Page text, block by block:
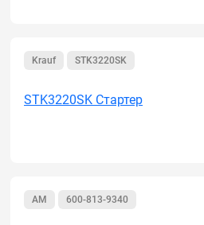
Krauf STK3220SK
STK3220SK Стартер
AM 600-813-9340